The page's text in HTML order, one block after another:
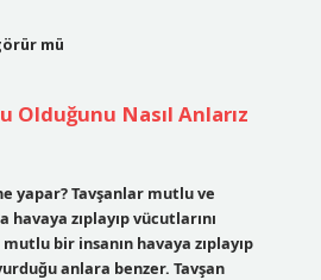
mü
Olduğunu Nasıl Anlarız
yapar? Tavşanlar mutlu ve
havaya zıplayıp vücutlarını
bir insanın havaya zıplayıp
anlara benzer. Tavşan